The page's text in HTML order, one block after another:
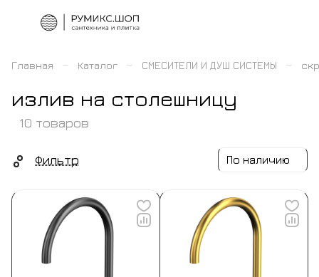
Главная – Каталог – СМЕСИТЕЛИ И ДУШ СИСТЕМЫ –
излив на столешницу
10 товаров
Фильтр По наличию